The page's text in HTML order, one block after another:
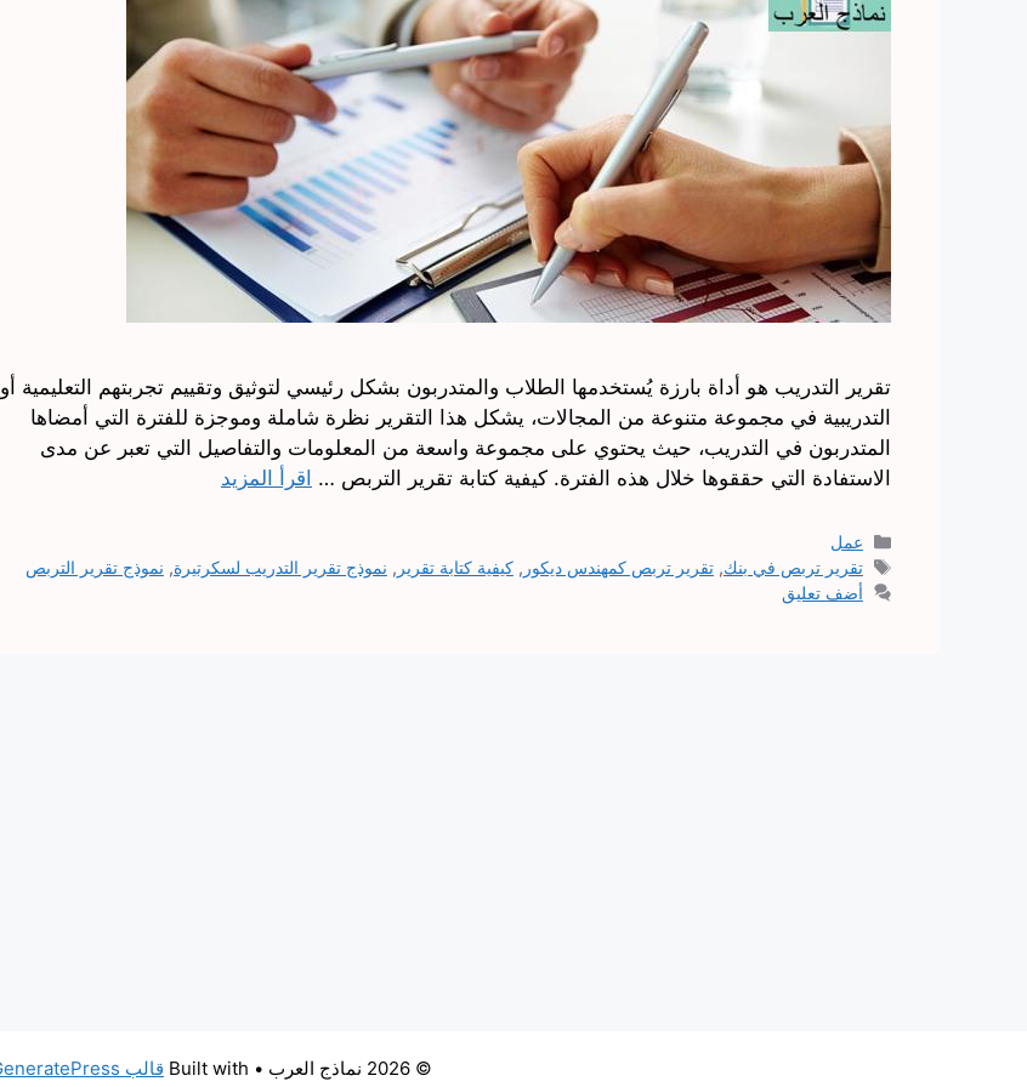
تقرير التدريب هو أداة بارزة يُستخدمها الطلاب والمتدربون بشكل رئيسي لتوثيق وتقييم تجربتهم التعليمية أو
التدريبية في مجموعة متنوعة من المجالات، يشكل هذا التقرير نظرة شاملة وموجزة للفترة التي أمضاها
المتدربون في التدريب، حيث يحتوي على مجموعة واسعة من المعلومات والتفاصيل التي تعبر عن مدى
الاستفادة التي حققوها خلال هذه الفترة. كيفية كتابة تقرير التربص … اقرأ المزيد
التصنيفات
عمل
الوسوم
تقرير تربص في بنك,تقرير تربص كمهندس ديكور ,كيفية كتابة تقرير , نموذج تقرير التدريب لسكرتيرة, نموذج تقرير التربص
أضف تعليق
© 2026 نماذج العرب • Built with قالب GeneratePress